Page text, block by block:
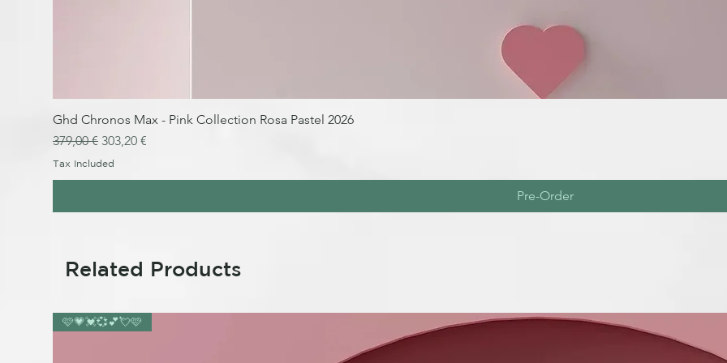
Ghd Chronos Max - Pink Collection Rosa Pastel 2026
Regular Price
379,00 € Sale Price
303,20 €
Tax Included
Pre-Order
Related Products
🩷💗💓💞💕💘🩷